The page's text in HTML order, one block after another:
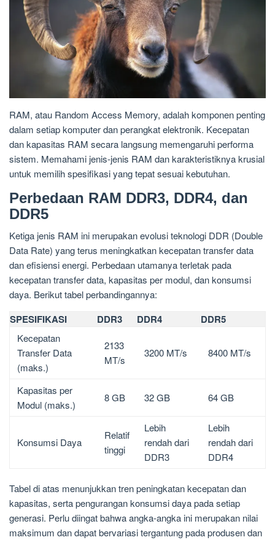
RAM, atau Random Access Memory, adalah komponen penting
dalam setiap komputer dan perangkat elektronik. Kecepatan
dan kapasitas RAM secara langsung memengaruhi performa
sistem. Memahami jenis-jenis RAM dan karakteristiknya krusial
untuk memilih spesifikasi yang tepat sesuai kebutuhan.
Perbedaan RAM DDR3, DDR4, dan
DDR5
Ketiga jenis RAM ini merupakan evolusi teknologi DDR (Double
Data Rate) yang terus meningkatkan kecepatan transfer data
dan efisiensi energi. Perbedaan utamanya terletak pada
kecepatan transfer data, kapasitas per modul, dan konsumsi
daya. Berikut tabel perbandingannya:
SPESIFIKASI DDR3 DDR4 DDR5
Kecepatan
Transfer Data
(maks.)
2133
MT/s
3200 MT/s 8400 MT/s
Kapasitas per
Modul (maks.)
8 GB 32 GB 64 GB
Konsumsi Daya
Relatif
tinggi
Lebih
rendah dari
DDR3
Lebih
rendah dari
DDR4
Tabel di atas menunjukkan tren peningkatan kecepatan dan
kapasitas, serta pengurangan konsumsi daya pada setiap
generasi. Perlu diingat bahwa angka-angka ini merupakan nilai
maksimum dan dapat bervariasi tergantung pada produsen dan